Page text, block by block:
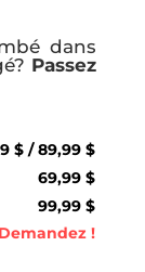
dans
Passez
$ / 89,99 $
69,99 $
99,99 $
Demandez !